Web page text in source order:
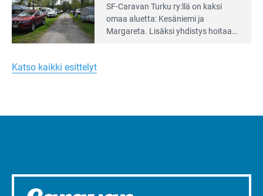
Lue
Leirintäoppaan
artikkeli:
Merellinen
Turun
liepeillä
SF-Caravan Turku ry:llä on kaksi
omaa aluet­ta: Kesäniemi ja
Margareta. Lisäksi yhdis­tys hoitaa
Katso kaikki esittelyt